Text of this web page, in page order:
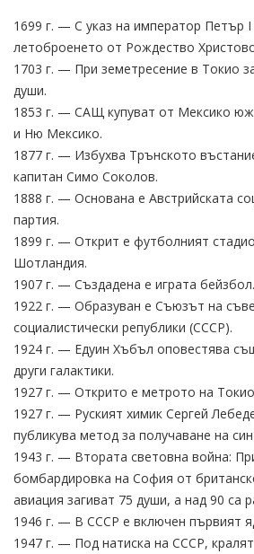
1699 г. — С указ на император Петър
летоброенето от Рождество
1703 г. — При земетресение в Токио
души.
1853 г. — САЩ купуват от Мексико
и Ню Мексико.
1877 г. — Избухва Трънското
капитан Симо Соколов.
1888 г. — Основана е Австрийската
партия.
1899 г. — Открит е футболният
Шотландия.
1907 г. — Създадена е играта бейзбол.
1922 г. — Образуван е Съюзът на
социалистически републики (СССР).
1924 г. — Едуин Хъбъл оповестява
други галактики.
1927 г. — Открито е метрото на
1927 г. — Руският химик Сергей
публикува метод за получаване на
1943 г. — Втората световна война:
бомбардировка на София от
авиация загиват 75 души, а над 90 са
1946 г. — В СССР е включен първият
1947 г. — Под натиска на СССР,